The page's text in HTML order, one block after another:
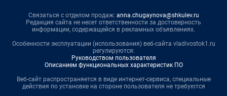
Связаться с отделом продаж: anna.chugaynova@shkulev.ru
Редакция сайта не несет ответственности за достоверность
информации, содержащейся в рекламных объявлениях.
Особенности эксплуатации (использования) веб-сайта vladivostok1.ru
регулируются:
Руководством пользователя
Описанием функциональных характеристик ПО
Веб-сайт распространяется в виде интернет-сервиса, специальные
действия по установке на стороне пользователя не требуются